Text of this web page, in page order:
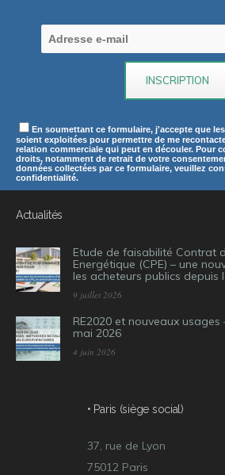
En soumettant ce formulaire, j'accepte que
soient exploitées pour permettre de me
relation commerciale qui peut en découler. Pour
droits, notamment de retrait de votre
données collectées par ce formulaire, veuillez
confidentialité.
Actualités
Etude de faisabilité Contrat
Energétique (CPE) – une
les acheteurs publics depuis
9 juillet 2026
RE2020 et nouveaux usages
mai 2026
4 juin 2026
• Paris (siège social)
37, rue de Lyon
75012 Paris